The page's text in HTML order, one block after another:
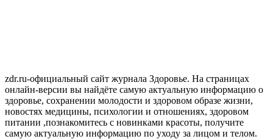
zdr.ru-официальный сайт журнала Здоровье. На страницах
онлайн-версии вы найдёте самую актуальную информацию о
здоровье, сохранении молодости и здоровом образе жизни,
новостях медицины, психологии и отношениях, здоровом
питании ,познакомитесь с новинками красоты, получите
самую актуальную информацию по уходу за лицом и телом.